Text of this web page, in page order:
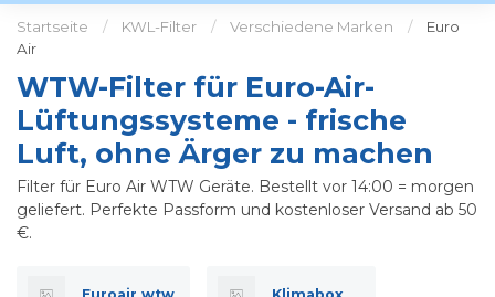
Startseite / KWL-Filter / Verschiedene Marken /
Euro
Air
WTW-Filter für Euro-Air-
Lüftungssysteme - frische
Luft, ohne Ärger zu machen
Filter für Euro Air WTW Geräte. Bestellt vor 14:00 = morgen
geliefert. Perfekte Passform und kostenloser Versand ab 50
€.